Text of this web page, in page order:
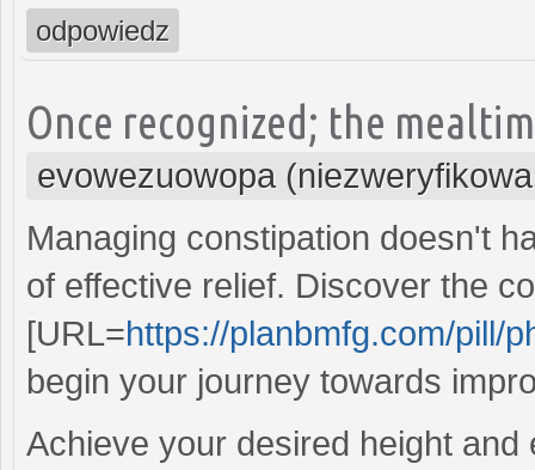
odpowiedz
Once recognized; the
evowezuowopa
Managing constipation doesn't
of effective relief. Discover the
[URL=https://planbmfg.com/pill/
begin your journey towards
Achieve your desired height